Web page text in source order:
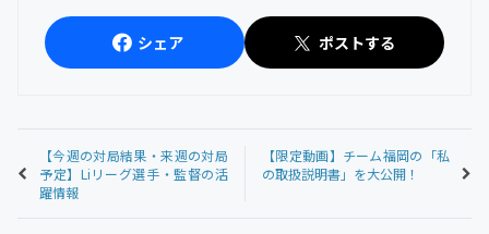
シェア ポストする
【今週の対局結果・来週の対局
予定】Liリーグ選手・監督の活
躍情報
【限定動画】チーム福岡の「私
の取扱説明書」を大公開！